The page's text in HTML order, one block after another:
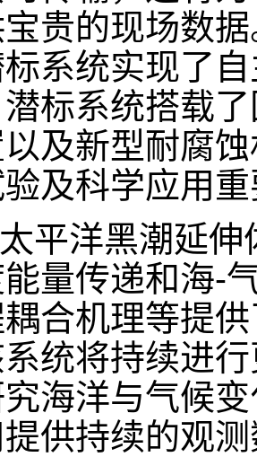
贵的现场数
系统实现了
标系统搭载
及新型耐腐
及科学应用
平洋黑潮延
量传递和海-
合机理等提
统将持续进
海洋与气候
供持续的观